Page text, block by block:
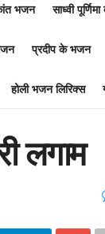
भजन साध्वी पूर्णिमा
प्रदीप के भजन
होली भजन लिरिक्स
लगाम